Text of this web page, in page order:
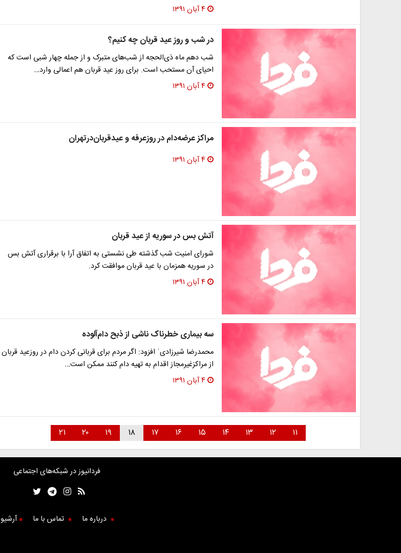
۴ آبان ۱۳۹۱
در شب و روز عید قربان چه کنیم؟
شب دهم ماه ذی‌الحجه از شب‌های متبرک و از جمله چهار شبى است که
احیاى آن مستحب است. برای روز عید قربان هم اعمالی وارد…
۴ آبان ۱۳۹۱
مراکز عرضه‌دام در روزعرفه و عیدقربان‌درتهران
۴ آبان ۱۳۹۱
آتش ‌بس در سوریه از عید قربان
شورای امنیت شب گذشته طی نشستی به اتفاق آرا با برقراری آتش بس
در سوریه همزمان با عید قربان موافقت کرد.
۴ آبان ۱۳۹۱
سه بیماری خطرناک ناشی از ذبح دام‌آلوده
محمدرضا شیرزادیˈ افزود: اگر مردم برای قربانی کردن دام در روزعید قربان
از مراکزغیرمجاز اقدام به تهیه دام کنند ممکن است…
۴ آبان ۱۳۹۱
۱۱ ۱۲ ۱۳ ۱۴ ۱۵ ۱۶ ۱۷ ۱۸ ۱۹ ۲۰ ۲۱
فردانیوز در شبکه‌های اجتماعی
درباره ما تماس با ما آرشیو